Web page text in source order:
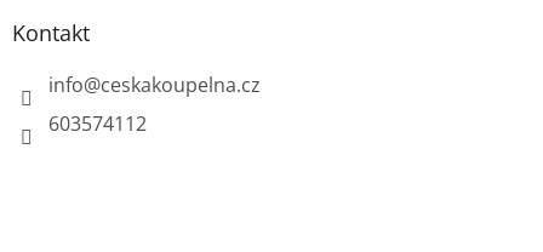
Kontakt
info@ceskakoupelna.cz
603574112